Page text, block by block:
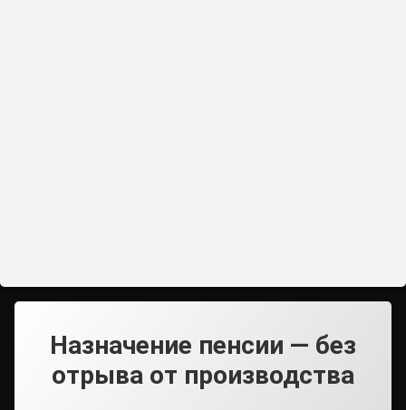
Назначение пенсии — без
отрыва от производства